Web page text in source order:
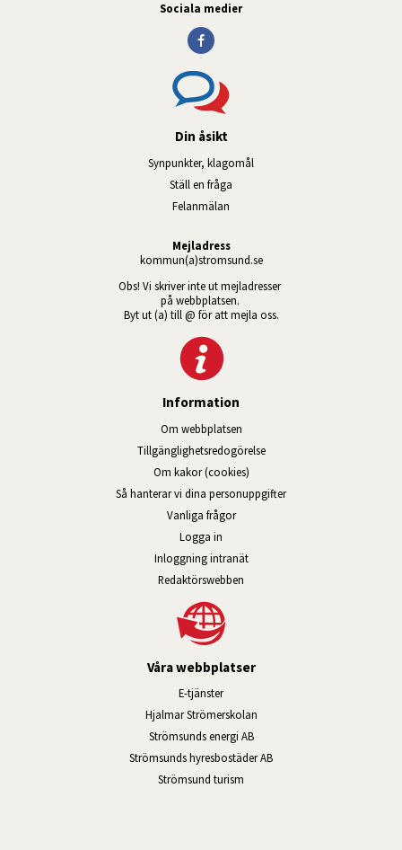
Sociala medier
Din åsikt
Synpunkter, klagomål
Ställ en fråga
Felanmälan
Mejladress
kommun(a)stromsund.se
Obs! Vi skriver inte ut mejladresser
på webbplatsen.
Byt ut (a) till @ för att mejla oss.
Information
Om webbplatsen
Tillgänglig­hets­redo­görelse
Om kakor (cookies)
Så hanterar vi dina personuppgifter
Vanliga frågor
Logga in
Inloggning intranätÖppnas i nytt fönster.
Redaktörswebben
Våra webbplatser
E-tjänsterLänk till annan webbplats, öppnas i
Hjalmar StrömerskolanLänk till annan webbplats,
Strömsunds energi ABLänk till annan webbplats,
Strömsunds hyresbostäder ABLänk till annan
Strömsund turism